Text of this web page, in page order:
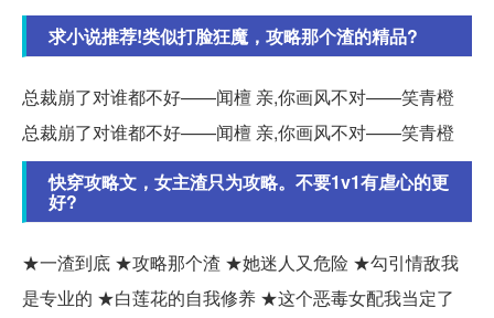
求小说推荐!类似打脸狂魔，攻略那个渣的精品?
总裁崩了对谁都不好——闻檀 亲,你画风不对——笑青橙
总裁崩了对谁都不好——闻檀 亲,你画风不对——笑青橙
快穿攻略文，女主渣只为攻略。不要1v1有虐心的更
好?
★一渣到底 ★攻略那个渣 ★她迷人又危险 ★勾引情敌我
是专业的 ★白莲花的自我修养 ★这个恶毒女配我当定了